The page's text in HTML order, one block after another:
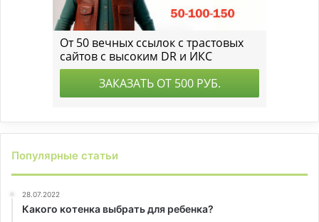
Популярные статьи
28.07.2022
Какого котенка выбрать для ребенка?